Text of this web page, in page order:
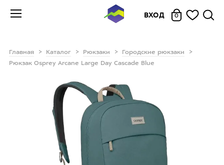
ВХОД 0
Главная Каталог Рюкзаки
Городские рюкзаки
Рюкзак Osprey Arcane Large Day Cascade Blue